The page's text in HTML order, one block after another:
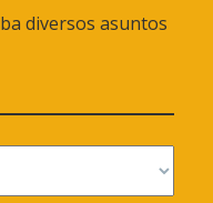
diversos asuntos